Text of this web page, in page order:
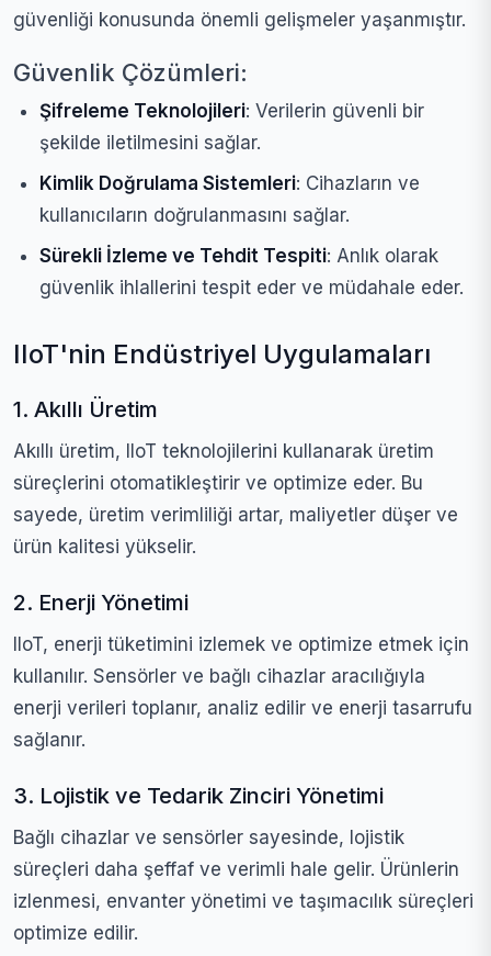
güvenliği konusunda önemli gelişmeler yaşanmıştır.
Güvenlik Çözümleri:
Şifreleme Teknolojileri: Verilerin güvenli bir
şekilde iletilmesini sağlar.
Kimlik Doğrulama Sistemleri: Cihazların ve
kullanıcıların doğrulanmasını sağlar.
Sürekli İzleme ve Tehdit Tespiti: Anlık olarak
güvenlik ihlallerini tespit eder ve müdahale eder.
IIoT'nin Endüstriyel Uygulamaları
1. Akıllı Üretim
Akıllı üretim, IIoT teknolojilerini kullanarak üretim
süreçlerini otomatikleştirir ve optimize eder. Bu
sayede, üretim verimliliği artar, maliyetler düşer ve
ürün kalitesi yükselir.
2. Enerji Yönetimi
IIoT, enerji tüketimini izlemek ve optimize etmek için
kullanılır. Sensörler ve bağlı cihazlar aracılığıyla
enerji verileri toplanır, analiz edilir ve enerji tasarrufu
sağlanır.
3. Lojistik ve Tedarik Zinciri Yönetimi
Bağlı cihazlar ve sensörler sayesinde, lojistik
süreçleri daha şeffaf ve verimli hale gelir. Ürünlerin
izlenmesi, envanter yönetimi ve taşımacılık süreçleri
optimize edilir.